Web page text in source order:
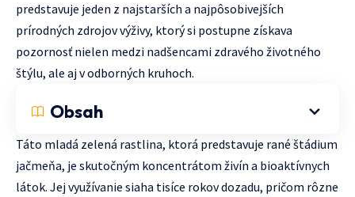
predstavuje jeden z najstarších a najpôsobivejších
prírodných zdrojov výživy, ktorý si postupne získava
pozornosť nielen medzi nadšencami zdravého životného
štýlu, ale aj v odborných kruhoch.
Obsah
Táto mladá zelená rastlina, ktorá predstavuje rané štádium
jačmeňa, je skutočným koncentrátom živín a bioaktívnych
látok. Jej využívanie siaha tisíce rokov dozadu, pričom rôzne